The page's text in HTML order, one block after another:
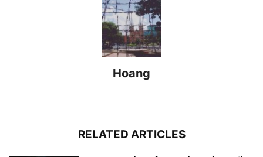
Hoang
RELATED ARTICLES